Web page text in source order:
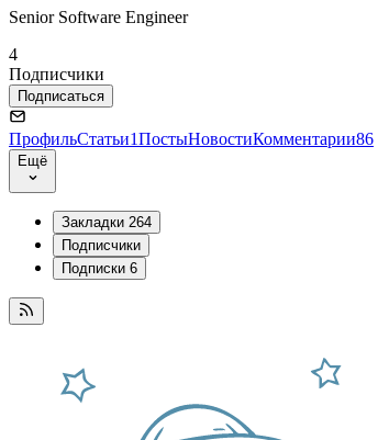
Senior Software Engineer
4
Подписчики
Подписаться
ПрофильСтатьи1ПостыНовостиКомментарии86
Ещё
Закладки 264
Подписчики
Подписки 6